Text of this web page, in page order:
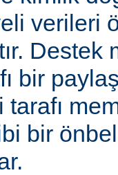
verileri
bir
bir